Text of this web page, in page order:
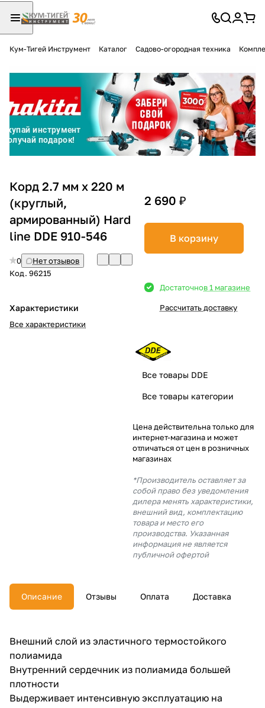
Кум-Тигей Инструмент Каталог Садово-огородная техника
Корд 2.7 мм х 220 м
(круглый,
армированный) Hard
line DDE 910-546
0
Нет отзывов
Код. 96215
Характеристики
Все характеристики
2 690 ₽
В корзину
Достаточнов 1 магазине
Рассчитать доставку
Все товары DDE
Все товары категории
Цена действительна только для
интернет-магазина и может
отличаться от цен в розничных
магазинах
*Производитель оставляет за
собой право без уведомления
дилера менять характеристики,
внешний вид, комплектацию
товара и место его
производства. Указанная
информация не является
публичной офертой
Описание Отзывы Оплата Доставка
Внешний слой из эластичного термостойкого
полиамида
Внутренний сердечник из полиамида большей
плотности
Выдерживает интенсивную эксплуатацию на
Разбейте
оплатуна части
без переплат
График платежей
Сегодня
%
% картой любого банка
% будут
с вашей карты
раз в 2